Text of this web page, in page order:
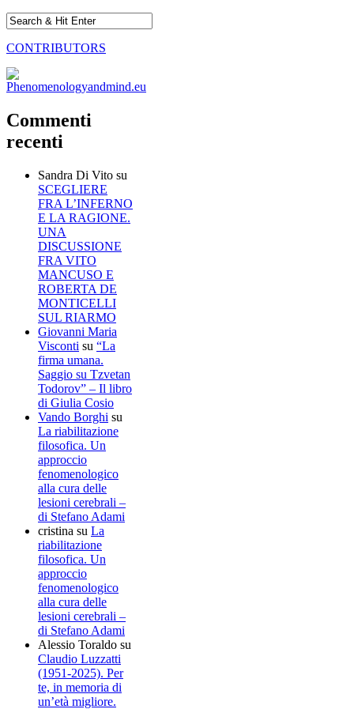
CONTRIBUTORS
Commenti
recenti
Sandra Di Vito su
SCEGLIERE
FRA L’INFERNO
E LA RAGIONE.
UNA
DISCUSSIONE
FRA VITO
MANCUSO E
ROBERTA DE
MONTICELLI
SUL RIARMO
Giovanni Maria
Visconti su “La
firma umana.
Saggio su Tzvetan
Todorov” – Il libro
di Giulia Cosio
Vando Borghi su
La riabilitazione
filosofica. Un
approccio
fenomenologico
alla cura delle
lesioni cerebrali –
di Stefano Adami
cristina su La
riabilitazione
filosofica. Un
approccio
fenomenologico
alla cura delle
lesioni cerebrali –
di Stefano Adami
Alessio Toraldo su
Claudio Luzzatti
(1951-2025). Per
te, in memoria di
un’età migliore.